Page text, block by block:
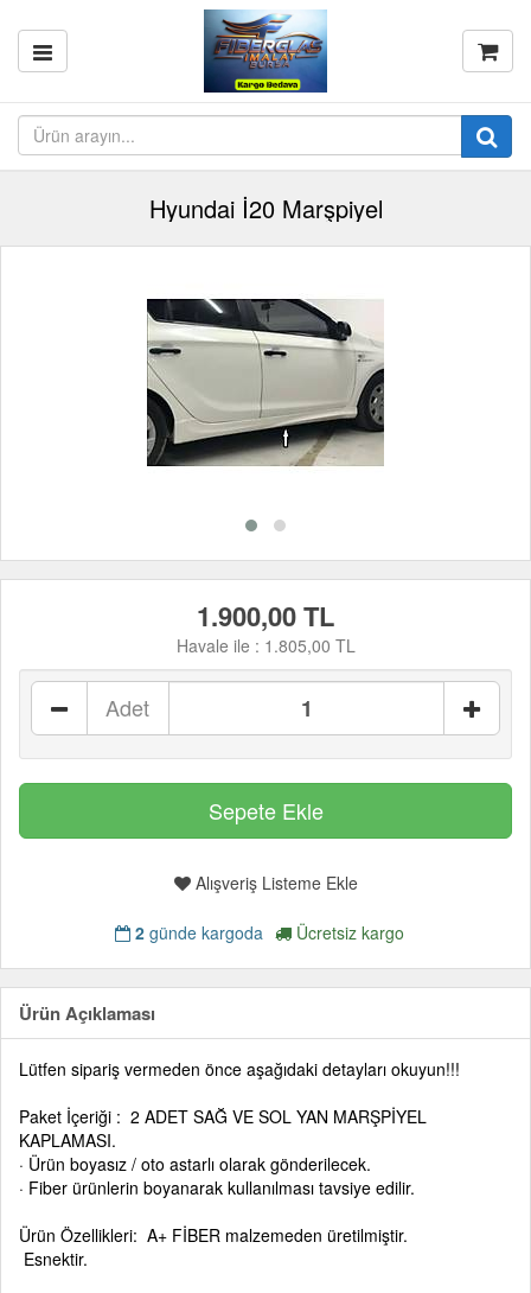
Hyundai İ20 Marşpiyel
1.900,00 TL
Havale ile : 1.805,00 TL
Adet
Alışveriş Listeme Ekle
2 günde kargoda Ücretsiz kargo
Ürün Açıklaması
Lütfen sipariş vermeden önce aşağıdaki detayları okuyun!!!
Paket İçeriği : 2 ADET SAĞ VE SOL YAN MARŞPİYEL
KAPLAMASI.
· Ürün boyasız / oto astarlı olarak gönderilecek.
· Fiber ürünlerin boyanarak kullanılması tavsiye edilir.
Ürün Özellikleri: A+ FİBER malzemeden üretilmiştir.
Esnektir.